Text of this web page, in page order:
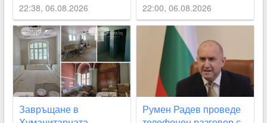
22:38, 06.08.2026 22:00, 06.08.2026
Завръщане в
Румен Радев проведе